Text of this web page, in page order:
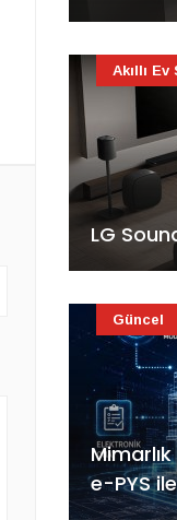
LG
Akıllı
e-PYS
Güncel